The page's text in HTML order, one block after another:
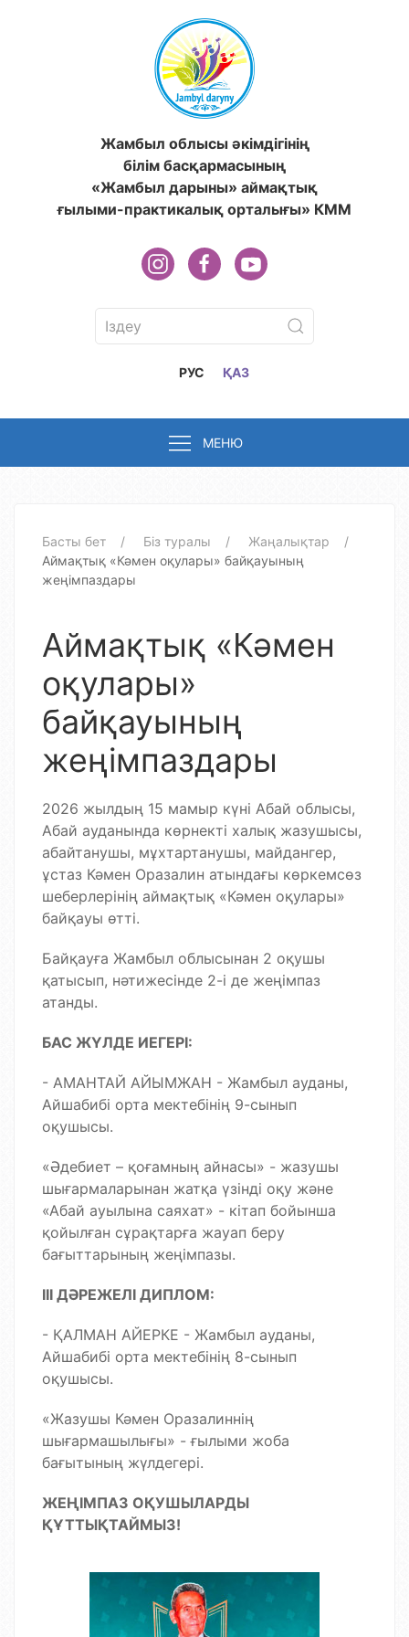
Жамбыл облысы әкімдігінің
білім басқармасының
«Жамбыл дарыны» аймақтық
ғылыми-практикалық орталығы» КММ
РУС ҚАЗ
МЕНЮ
Басты бет Біз туралы
Жаңалықтар
Аймақтық «Кәмен оқулары» байқауының
жеңімпаздары
Аймақтық «Кәмен
оқулары»
байқауының
жеңімпаздары
2026 жылдың 15 мамыр күні Абай облысы,
Абай ауданында көрнекті халық жазушысы,
абайтанушы, мұхтартанушы, майдангер,
ұстаз Кәмен Оразалин атындағы көркемсөз
шеберлерінің аймақтық «Кәмен оқулары»
байқауы өтті.
Байқауға Жамбыл облысынан 2 оқушы
қатысып, нәтижесінде 2-і де жеңімпаз
атанды.
БАС ЖҮЛДЕ ИЕГЕРІ:
- АМАНТАЙ АЙЫМЖАН - Жамбыл ауданы,
Айшабибі орта мектебінің 9-сынып
оқушысы.
«Әдебиет – қоғамның айнасы» - жазушы
шығармаларынан жатқа үзінді оқу және
«Абай ауылына саяхат» - кітап бойынша
қойылған сұрақтарға жауап беру
бағыттарының жеңімпазы.
III ДӘРЕЖЕЛІ ДИПЛОМ:
- ҚАЛМАН АЙЕРКЕ - Жамбыл ауданы,
Айшабибі орта мектебінің 8-сынып
оқушысы.
«Жазушы Кәмен Оразалиннің
шығармашылығы» - ғылыми жоба
бағытының жүлдегері.
ЖЕҢІМПАЗ ОҚУШЫЛАРДЫ
ҚҰТТЫҚТАЙМЫЗ!